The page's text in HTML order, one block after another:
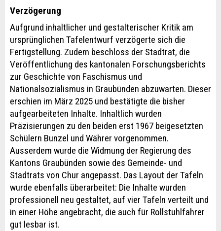
Verzögerung
Aufgrund inhaltlicher und gestalterischer Kritik am
ursprünglichen Tafelentwurf verzögerte sich die
Fertigstellung. Zudem beschloss der Stadtrat, die
Veröffentlichung des kantonalen Forschungsberichts
zur Geschichte von Faschismus und
Nationalsozialismus in Graubünden abzuwarten. Dieser
erschien im März 2025 und bestätigte die bisher
aufgearbeiteten Inhalte. Inhaltlich wurden
Präzisierungen zu den beiden erst 1967 beigesetzten
Schülern Bunzel und Währer vorgenommen.
Ausserdem wurde die Widmung der Regierung des
Kantons Graubünden sowie des Gemeinde- und
Stadtrats von Chur angepasst. Das Layout der Tafeln
wurde ebenfalls überarbeitet: Die Inhalte wurden
professionell neu gestaltet, auf vier Tafeln verteilt und
in einer Höhe angebracht, die auch für Rollstuhlfahrer
gut lesbar ist.